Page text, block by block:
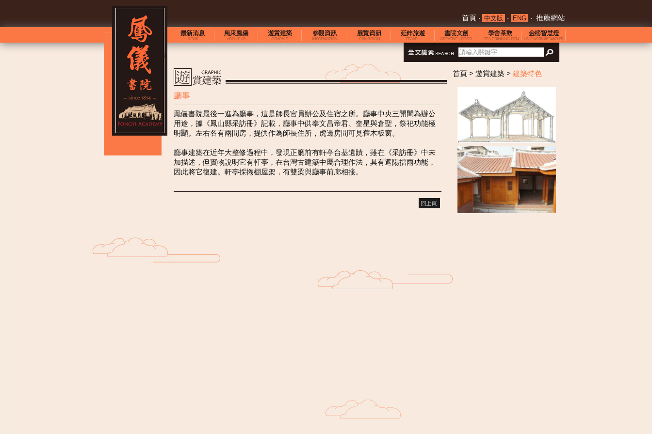
首頁‧ 中文版 ‧ ENG ‧ 推薦網站
首頁> 遊賞建築 > 建築特色
廳事
鳳儀書院最後一進為廳事，這是師長官員辦公及住宿之所。廳事中央三開間為辦公
用途，據《鳳山縣采訪冊》記載，廳事中供奉文昌帝君、奎星與倉聖，祭祀功能極
明顯。左右各有兩間房，提供作為師長住所，虎邊房間可見舊木板窗。
廳事建築在近年大整修過程中，發現正廳前有軒亭台基遺蹟，雖在《采訪冊》中未
加描述，但實物說明它有軒亭，在台灣古建築中屬合理作法，具有遮陽擋雨功能，
因此將它復建。軒亭採捲棚屋架，有雙梁與廳事前廊相接。